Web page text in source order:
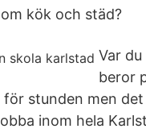
kök och städ?
Var
beror
för stunden men
inom hela